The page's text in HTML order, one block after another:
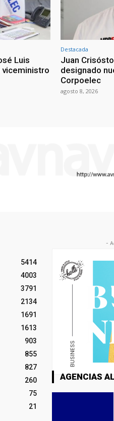
Luis
viceministro
Destacada
Juan
designado
Corpoelec
agosto 8, 2026
5414
4003
3791
2134
1691
1613
903
855
827
260
75
21
-
AGENCIAS